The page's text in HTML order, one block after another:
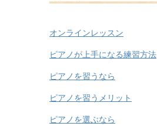
オンラインレッスン
ピアノが上手になる練習方法
ピアノを習うなら
ピアノを習うメリット
ピアノを選ぶなら